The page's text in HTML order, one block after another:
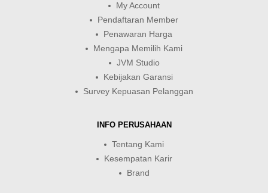
My Account
Pendaftaran Member
Penawaran Harga
Mengapa Memilih Kami
JVM Studio
Kebijakan Garansi
Survey Kepuasan Pelanggan
INFO PERUSAHAAN
Tentang Kami
Kesempatan Karir
Brand